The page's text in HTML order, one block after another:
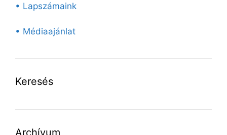
• Lapszámaink
• Médiaajánlat
Keresés
Archívum